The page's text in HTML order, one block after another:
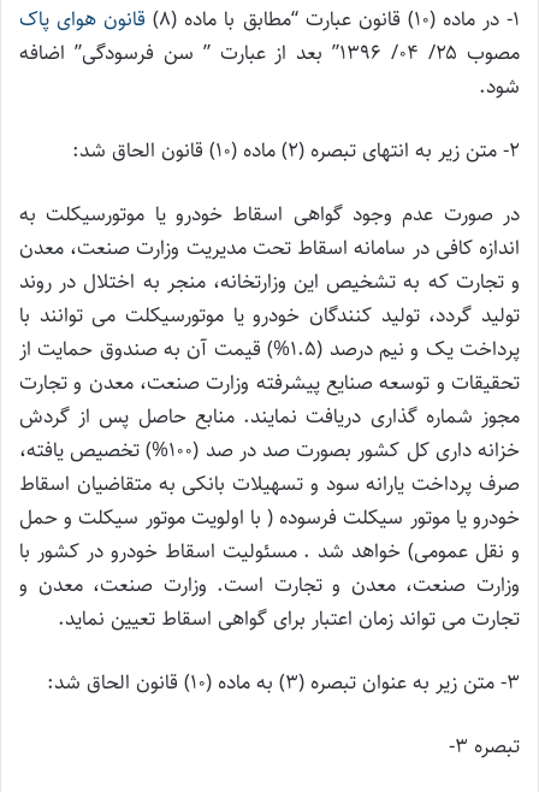
۱- در ماده (۱۰) قانون عبارت “مطابق با ماده (۸)
قانون هوای پاک
مصوب ۲۵/ ۰۴/ ۱۳۹۶” بعد از عبارت ” سن فرسودگی” اضافه
شود.
۲- متن زیر به انتهای تبصره (۲) ماده (۱۰) قانون الحاق شد:
در صورت عدم وجود گواهی اسقاط خودرو یا موتورسیکلت به
اندازه کافی در سامانه اسقاط تحت مدیریت وزارت صنعت، معدن
و تجارت که به تشخیص این وزارتخانه، منجر به اختلال در روند
تولید گردد، تولید کنندگان خودرو یا موتورسیکلت می توانند با
پرداخت یک و نیم درصد (۱.۵%) قیمت آن به صندوق حمایت از
تحقیقات و توسعه صنایع پیشرفته وزارت صنعت، معدن و تجارت
مجوز شماره گذاری دریافت نمایند. منابع حاصل پس از گردش
خزانه داری کل کشور بصورت صد در صد (۱۰۰%) تخصیص یافته،
صرف پرداخت یارانه سود و تسهیلات بانکی به متقاضیان اسقاط
خودرو یا موتور سیکلت فرسوده ( با اولویت موتور سیکلت و حمل
و نقل عمومی) خواهد شد . مسئولیت اسقاط خودرو در کشور با
وزارت صنعت، معدن و تجارت است. وزارت صنعت، معدن و
تجارت می تواند زمان اعتبار برای گواهی اسقاط تعیین نماید.
۳- متن زیر به عنوان تبصره (۳) به ماده (۱۰) قانون الحاق شد:
تبصره ۳-